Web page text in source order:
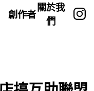
創作者
關於我
們